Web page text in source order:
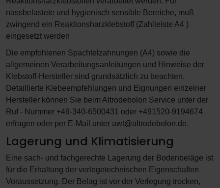
nassbelastete und hygienisch sensible Bereiche, muß
zwingend ein Reaktionsharzklebstoff (Zahlleiste A4 )
eingesetzt werden
Die empfohlenen Spachtelzahnungen (A4) sowie die
allgemeinen Verarbeitungsanleitungen und Hinweise der
Klebstoff-Hersteller sind grundsätzlich zu beachten.
Detaillierte Klebeempfehlungen und Eignungen einzelner
Hersteller können Sie beim Altrodebolon Service unter der
Ruf - Nummer +49-340-6500431 oder +491520-9194674
erfragen oder per E-Mail unter awt@altrodebolon.de.
Lagerung und Klimatisierung
Eine sach- und fachgerechte Lagerung der Bodenbeläge ist
für die Erhaltung der verlegetechnischen Eigenschaften
Voraussetzung. Der Belag ist vor der Verlegung trocken,